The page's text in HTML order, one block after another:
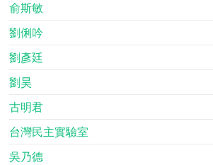
俞斯敏
劉俐吟
劉彥廷
劉昊
古明君
台灣民主實驗室
吳乃德